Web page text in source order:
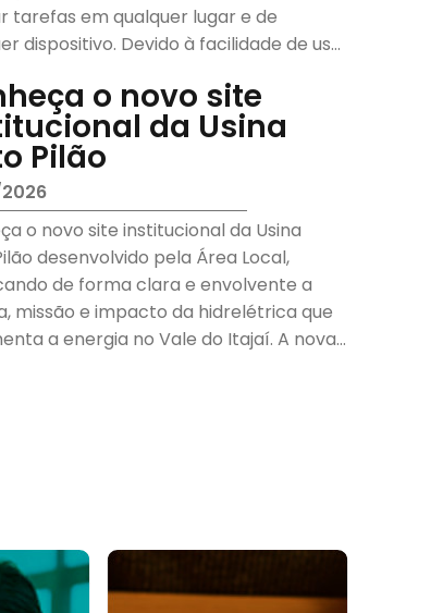
tarefas em qualquer lugar e de
dispositivo. Devido à facilidade de uso,
o novo site
da Usina
Pilão
o novo site institucional da Usina
desenvolvido pela Área Local,
de forma clara e envolvente a
missão e impacto da hidrelétrica que
a energia no Vale do Itajaí. A nova